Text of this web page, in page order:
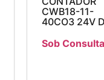
CWB18-11-
40CO3 24V
Sob Consulta